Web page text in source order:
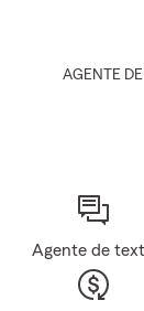
AGENTE
Agente de